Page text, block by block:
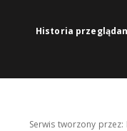
Historia
Serwis tworzony